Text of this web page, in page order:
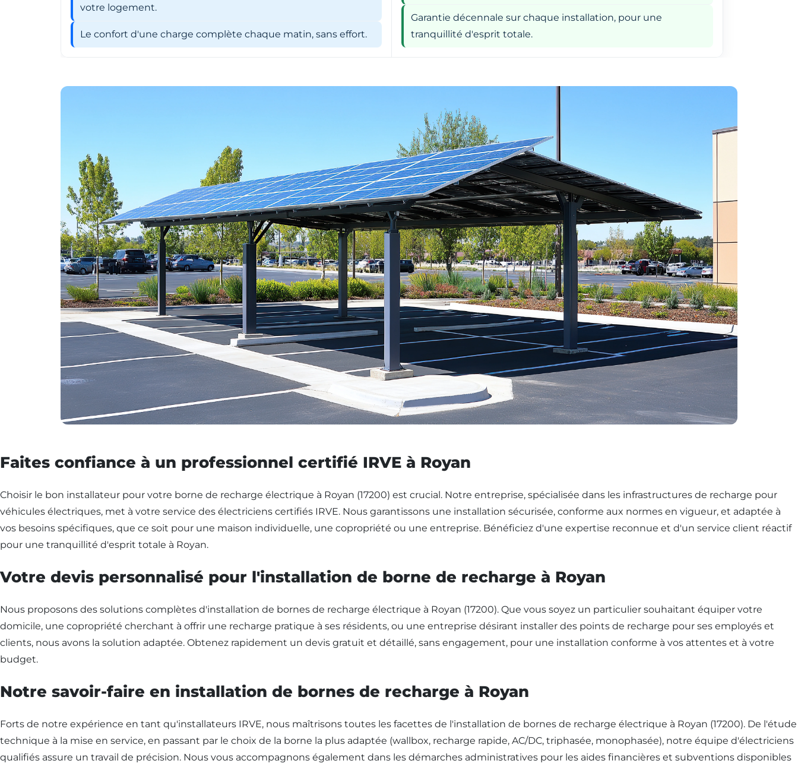
votre logement.
Le confort d'une charge complète chaque matin, sans effort.
Garantie décennale sur chaque installation, pour une
tranquillité d'esprit totale.
Faites confiance à un professionnel certifié IRVE à Royan
Choisir le bon installateur pour votre borne de recharge électrique à Royan (17200) est crucial. Notre entreprise, spécialisée dans les infrastructures de recharge pour
véhicules électriques, met à votre service des électriciens certifiés IRVE. Nous garantissons une installation sécurisée, conforme aux normes en vigueur, et adaptée à
vos besoins spécifiques, que ce soit pour une maison individuelle, une copropriété ou une entreprise. Bénéficiez d'une expertise reconnue et d'un service client réactif
pour une tranquillité d'esprit totale à Royan.
Votre devis personnalisé pour l'installation de borne de recharge à Royan
Nous proposons des solutions complètes d'installation de bornes de recharge électrique à Royan (17200). Que vous soyez un particulier souhaitant équiper votre
domicile, une copropriété cherchant à offrir une recharge pratique à ses résidents, ou une entreprise désirant installer des points de recharge pour ses employés et
clients, nous avons la solution adaptée. Obtenez rapidement un devis gratuit et détaillé, sans engagement, pour une installation conforme à vos attentes et à votre
budget.
Notre savoir-faire en installation de bornes de recharge à Royan
Forts de notre expérience en tant qu'installateurs IRVE, nous maîtrisons toutes les facettes de l'installation de bornes de recharge électrique à Royan (17200). De l'étude
technique à la mise en service, en passant par le choix de la borne la plus adaptée (wallbox, recharge rapide, AC/DC, triphasée, monophasée), notre équipe d'électriciens
qualifiés assure un travail de précision. Nous vous accompagnons également dans les démarches administratives pour les aides financières et subventions disponibles